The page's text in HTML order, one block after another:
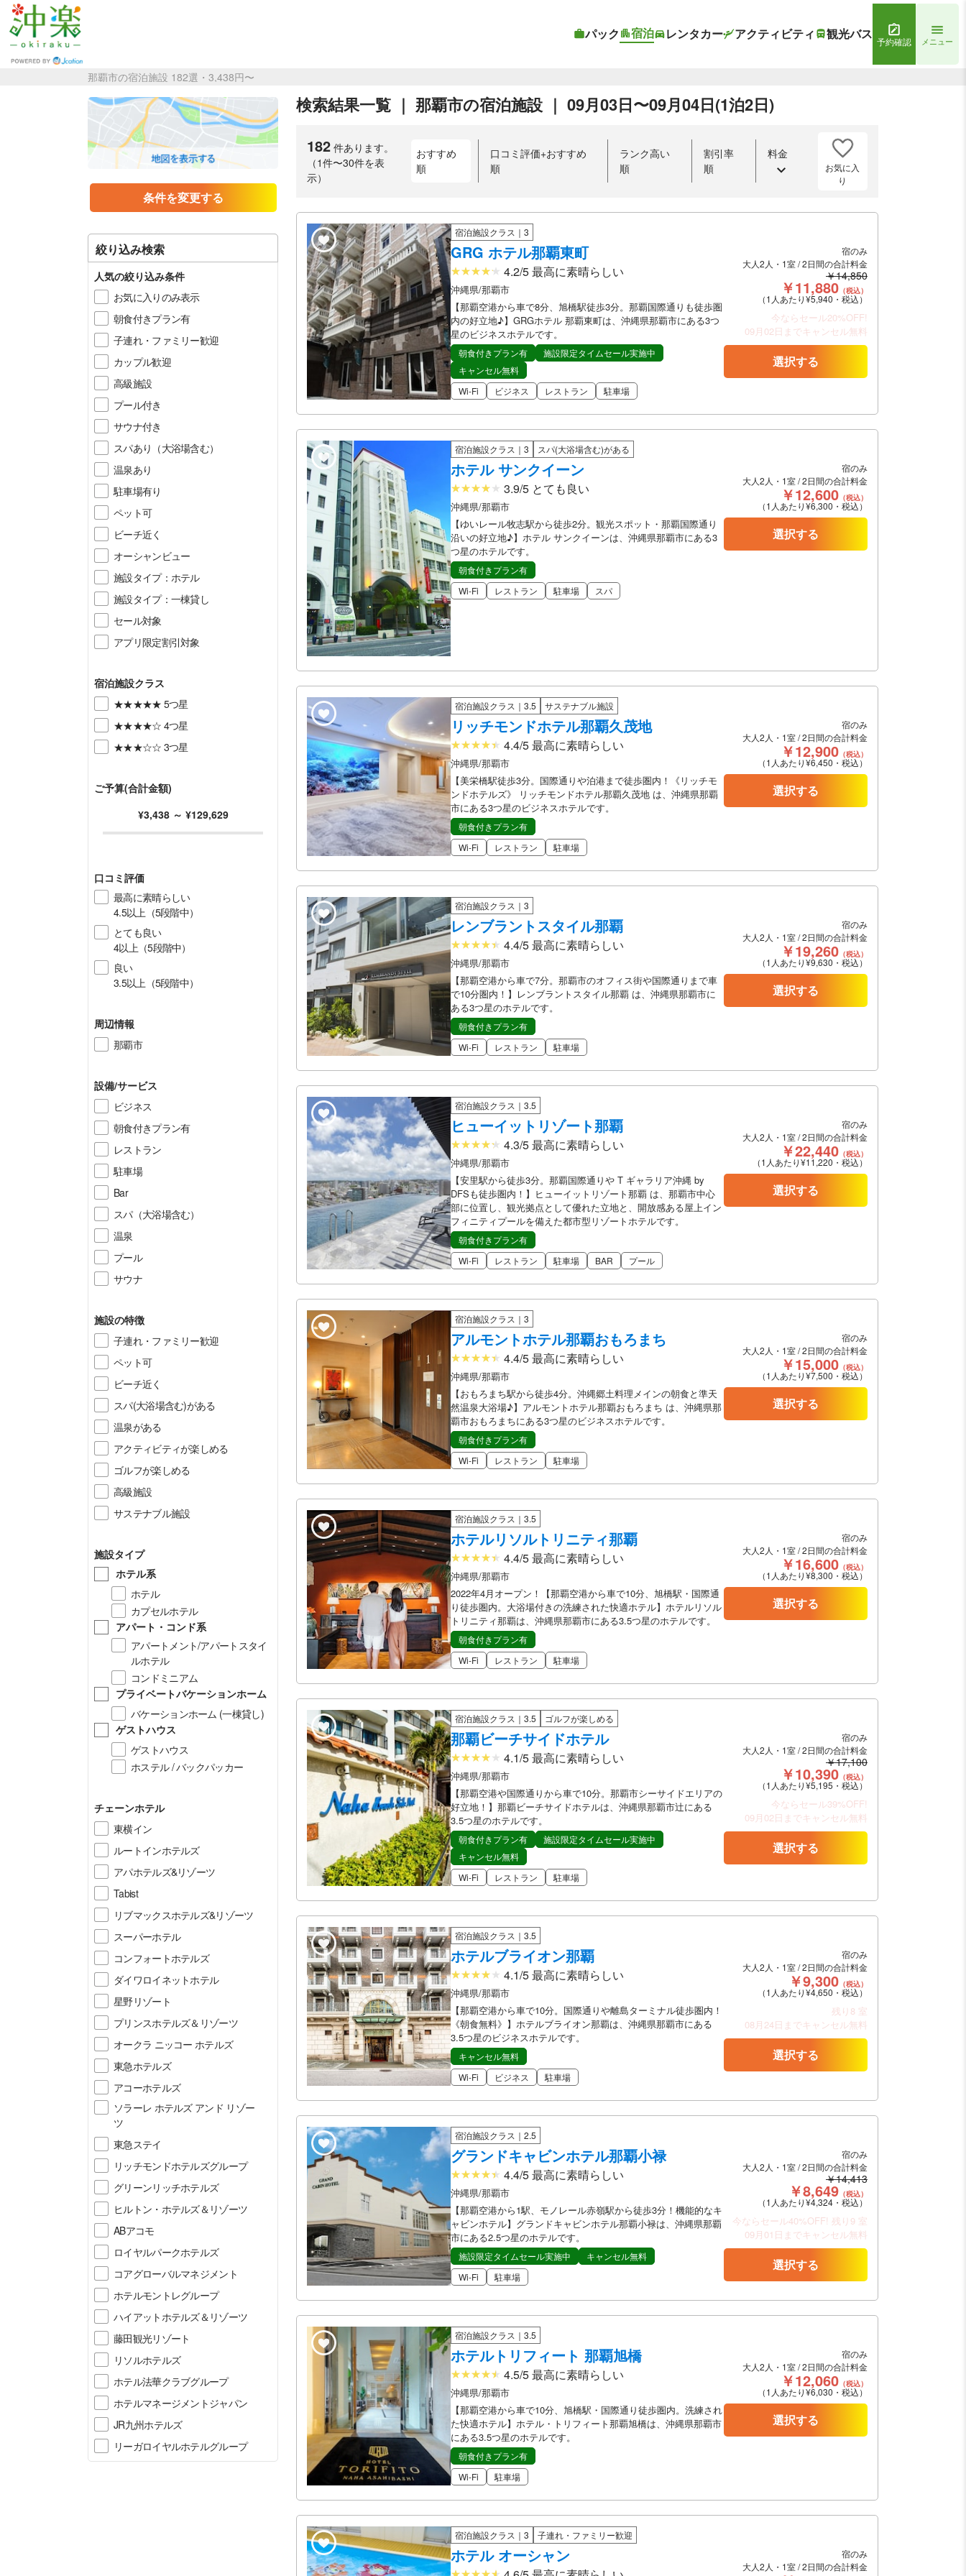
パック 宿泊 レンタカー アクティビティ 観光バス 予約確認 メニュー
那覇市の宿泊施設 182選・3,438円〜
条件を変更する
絞り込み検索
人気の絞り込み条件
お気に入りのみ表示
朝食付きプラン有
子連れ・ファミリー歓迎
カップル歓迎
高級施設
プール付き
サウナ付き
スパあり（大浴場含む）
温泉あり
駐車場有り
ペット可
ビーチ近く
オーシャンビュー
施設タイプ：ホテル
施設タイプ：一棟貸し
セール対象
アプリ限定割引対象
宿泊施設クラス
★★★★★ 5つ星
★★★★☆ 4つ星
★★★☆☆ 3つ星
ご予算(合計金額)
¥3,438～ ¥129,629
口コミ評価
最高に素晴らしい
4.5以上（5段階中）
とても良い
4以上（5段階中）
良い
3.5以上（5段階中）
周辺情報
那覇市
設備/サービス
ビジネス
朝食付きプラン有
レストラン
駐車場
Bar
スパ（大浴場含む）
温泉
プール
サウナ
施設の特徴
子連れ・ファミリー歓迎
ペット可
ビーチ近く
スパ(大浴場含む)がある
温泉がある
アクティビティが楽しめる
ゴルフが楽しめる
高級施設
サステナブル施設
施設タイプ
ホテル系
ホテル
カプセルホテル
アパート・コンド系
アパートメント/アパートスタイ
ルホテル
コンドミニアム
プライベートバケーションホーム
バケーションホーム (一棟貸し)
ゲストハウス
ゲストハウス
ホステル / バックパッカー
チェーンホテル
東横イン
ルートインホテルズ
アパホテルズ&リゾーツ
Tabist
リブマックスホテルズ&リゾーツ
スーパーホテル
コンフォートホテルズ
ダイワロイネットホテル
星野リゾート
プリンスホテルズ＆リゾーツ
オークラ ニッコー ホテルズ
東急ホテルズ
アコーホテルズ
ソラーレ ホテルズ アンド リゾー
ツ
東急ステイ
リッチモンドホテルズグループ
グリーンリッチホテルズ
ヒルトン・ホテルズ＆リゾーツ
ABアコモ
ロイヤルパークホテルズ
コアグローバルマネジメント
ホテルモントレグループ
ハイアットホテルズ＆リゾーツ
藤田観光リゾート
リソルホテルズ
ホテル法華クラブグループ
ホテルマネージメントジャパン
JR九州ホテルズ
リーガロイヤルホテルグループ
検索結果一覧 ｜ 那覇市の宿泊施設 ｜ 09月03日〜09月04日(1泊2日)
182 件あります。
（1件〜30件を表
示）
おすすめ
順
口コミ評価+おすすめ
順
ランク高い
順
割引率
順
料金
お気に入
り
宿泊施設クラス｜3
GRG ホテル那覇東町
4.2/5 最高に素晴らしい
沖縄県/那覇市
【那覇空港から車で8分、旭橋駅徒歩3分。那覇国際通りも徒歩圏
内の好立地♪】GRGホテル 那覇東町は、沖縄県那覇市にある3つ
星のビジネスホテルです。
朝食付きプラン有
施設限定タイムセール実施中
キャンセル無料
Wi-Fi
ビジネス レストラン 駐車場
宿のみ
大人2人・1室 / 2日間の合計料金
￥14,850
￥11,880 （税込）
（1人あたり¥5,940・税込）
今ならセール20%OFF!
09月02日までキャンセル無料
選択する
宿泊施設クラス｜3 スパ(大浴場含む)がある
ホテル サンクイーン
3.9/5 とても良い
沖縄県/那覇市
【ゆいレール牧志駅から徒歩2分。観光スポット・那覇国際通り
沿いの好立地♪】ホテル サンクイーンは、沖縄県那覇市にある3
つ星のホテルです。
朝食付きプラン有
Wi-Fi
レストラン 駐車場 スパ
宿のみ
大人2人・1室 / 2日間の合計料金
￥12,600 （税込）
（1人あたり¥6,300・税込）
選択する
宿泊施設クラス｜3.5 サステナブル施設
リッチモンドホテル那覇久茂地
4.4/5 最高に素晴らしい
沖縄県/那覇市
【美栄橋駅徒歩3分。国際通りや泊港まで徒歩圏内！《リッチモ
ンドホテルズ》 リッチモンドホテル那覇久茂地 は、沖縄県那覇
市にある3つ星のビジネスホテルです。
朝食付きプラン有
Wi-Fi
レストラン 駐車場
宿のみ
大人2人・1室 / 2日間の合計料金
￥12,900 （税込）
（1人あたり¥6,450・税込）
選択する
宿泊施設クラス｜3
レンブラントスタイル那覇
4.4/5 最高に素晴らしい
沖縄県/那覇市
【那覇空港から車で7分。那覇市のオフィス街や国際通りまで車
で10分圏内！】レンブラントスタイル那覇 は、沖縄県那覇市に
ある3つ星のホテルです。
朝食付きプラン有
Wi-Fi
レストラン 駐車場
宿のみ
大人2人・1室 / 2日間の合計料金
￥19,260 （税込）
（1人あたり¥9,630・税込）
選択する
宿泊施設クラス｜3.5
ヒューイットリゾート那覇
4.3/5 最高に素晴らしい
沖縄県/那覇市
【安里駅から徒歩3分。那覇国際通りや T ギャラリア沖縄 by
DFSも徒歩圏内！】ヒューイットリゾート那覇 は、那覇市中心
部に位置し、観光拠点として優れた立地と、開放感ある屋上イン
フィニティプールを備えた都市型リゾートホテルです。
朝食付きプラン有
Wi-Fi
レストラン 駐車場 BAR プール
宿のみ
大人2人・1室 / 2日間の合計料金
￥22,440 （税込）
（1人あたり¥11,220・税込）
選択する
宿泊施設クラス｜3
アルモントホテル那覇おもろまち
4.4/5 最高に素晴らしい
沖縄県/那覇市
【おもろまち駅から徒歩4分。沖縄郷土料理メインの朝食と準天
然温泉大浴場♪】アルモントホテル那覇おもろまち は、沖縄県那
覇市おもろまちにある3つ星のビジネスホテルです。
朝食付きプラン有
Wi-Fi
レストラン 駐車場
宿のみ
大人2人・1室 / 2日間の合計料金
￥15,000 （税込）
（1人あたり¥7,500・税込）
選択する
宿泊施設クラス｜3.5
ホテルリソルトリニティ那覇
4.4/5 最高に素晴らしい
沖縄県/那覇市
2022年4月オープン！【那覇空港から車で10分、旭橋駅・国際通
り徒歩圏内。大浴場付きの洗練された快適ホテル】ホテルリソル
トリニティ那覇は、沖縄県那覇市にある3.5つ星のホテルです。
朝食付きプラン有
Wi-Fi
レストラン 駐車場
宿のみ
大人2人・1室 / 2日間の合計料金
￥16,600 （税込）
（1人あたり¥8,300・税込）
選択する
宿泊施設クラス｜3.5 ゴルフが楽しめる
那覇ビーチサイドホテル
4.1/5 最高に素晴らしい
沖縄県/那覇市
【那覇空港や国際通りから車で10分。那覇市シーサイドエリアの
好立地！】那覇ビーチサイドホテルは、沖縄県那覇市辻にある
3.5つ星のホテルです。
朝食付きプラン有
施設限定タイムセール実施中
キャンセル無料
Wi-Fi
レストラン 駐車場
宿のみ
大人2人・1室 / 2日間の合計料金
￥17,100
￥10,390 （税込）
（1人あたり¥5,195・税込）
今ならセール39%OFF!
09月02日までキャンセル無料
選択する
宿泊施設クラス｜3.5
ホテルブライオン那覇
4.1/5 最高に素晴らしい
沖縄県/那覇市
【那覇空港から車で10分。国際通りや離島ターミナル徒歩圏内！
《朝食無料》】ホテルブライオン那覇は、沖縄県那覇市にある
3.5つ星のビジネスホテルです。
キャンセル無料
Wi-Fi
ビジネス 駐車場
宿のみ
大人2人・1室 / 2日間の合計料金
￥9,300 （税込）
（1人あたり¥4,650・税込）
残り8 室
08月24日までキャンセル無料
選択する
宿泊施設クラス｜2.5
グランドキャビンホテル那覇小禄
4.4/5 最高に素晴らしい
沖縄県/那覇市
【那覇空港から1駅、モノレール赤嶺駅から徒歩3分！機能的なキ
ャビンホテル】グランドキャビンホテル那覇小禄は、沖縄県那覇
市にある2.5つ星のホテルです。
施設限定タイムセール実施中
キャンセル無料
Wi-Fi
駐車場
宿のみ
大人2人・1室 / 2日間の合計料金
￥14,413
￥8,649 （税込）
（1人あたり¥4,324・税込）
今ならセール40%OFF! 残り9 室
09月01日までキャンセル無料
選択する
宿泊施設クラス｜3.5
ホテルトリフィート 那覇旭橋
4.5/5 最高に素晴らしい
沖縄県/那覇市
【那覇空港から車で10分、旭橋駅・国際通り徒歩圏内。洗練され
た快適ホテル】ホテル・トリフィート那覇旭橋は、沖縄県那覇市
にある3.5つ星のホテルです。
朝食付きプラン有
Wi-Fi
駐車場
宿のみ
大人2人・1室 / 2日間の合計料金
￥12,060 （税込）
（1人あたり¥6,030・税込）
選択する
宿泊施設クラス｜3 子連れ・ファミリー歓迎
ホテル オーシャン
宿のみ
大人2人・1室 / 2日間の合計料金